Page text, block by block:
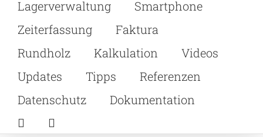
Lagerverwaltung
Smartphone
Zeiterfassung
Faktura
Rundholz
Kalkulation
Videos
Updates
Tipps
Referenzen
Datenschutz
Dokumentation